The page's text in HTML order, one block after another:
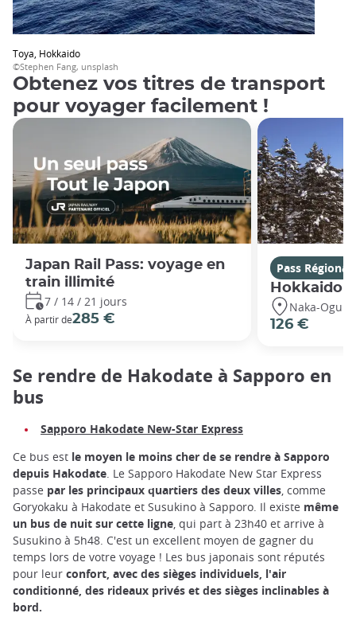
Toya, Hokkaido
©Stephen Fang, unsplash
Obtenez vos titres de transport
pour voyager facilement !
Japan Rail Pass: voyage en
train illimité
7 / 14 / 21 jours
À partir de285 €
Pass
Hokkaido
Naka-Ogun,
126 €
Se rendre de Hakodate à Sapporo en
bus
Sapporo Hakodate New-Star Express
Ce bus est le moyen le moins cher de se rendre à Sapporo
depuis Hakodate. Le Sapporo Hakodate New Star Express
passe par les principaux quartiers des deux villes, comme
Goryokaku à Hakodate et Susukino à Sapporo. Il existe même
un bus de nuit sur cette ligne, qui part à 23h40 et arrive à
Susukino à 5h48. C'est un excellent moyen de gagner du
temps lors de votre voyage ! Les bus japonais sont réputés
pour leur confort, avec des sièges individuels, l'air
conditionné, des rideaux privés et des sièges inclinables à
bord.